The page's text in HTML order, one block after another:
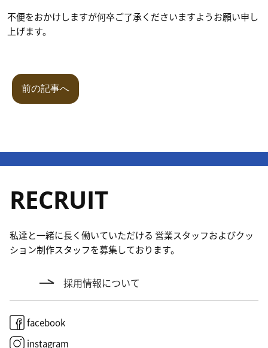
不便をおかけしますが何卒ご了承くださいますようお願い申し
上げます。
前の記事へ
RECRUIT
私達と一緒に長く働いていただける 営業スタッフおよびクッ
ション制作スタッフを募集しております。
採用情報について
facebook
instagram